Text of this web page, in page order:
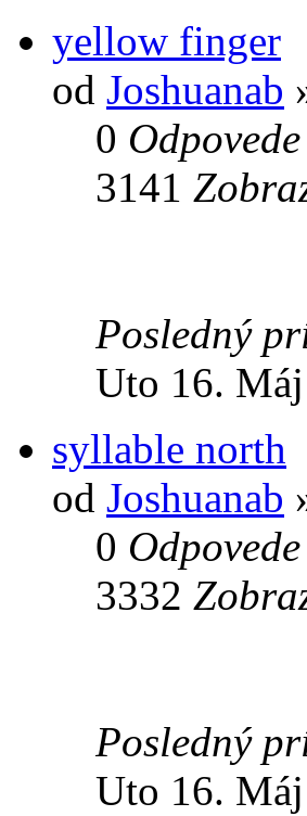
yellow finger
od Joshuanab
0 Odpovede
3141
Posledný
Uto 16.
syllable north
od Joshuanab
0 Odpovede
3332
Posledný
Uto 16.